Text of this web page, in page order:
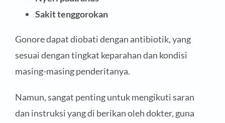
Sakit tenggorokan
Gonore dapat diobati dengan antibiotik, yang
sesuai dengan tingkat keparahan dan kondisi
masing-masing penderitanya.
Namun, sangat penting untuk mengikuti saran
dan instruksi yang di berikan oleh dokter, guna